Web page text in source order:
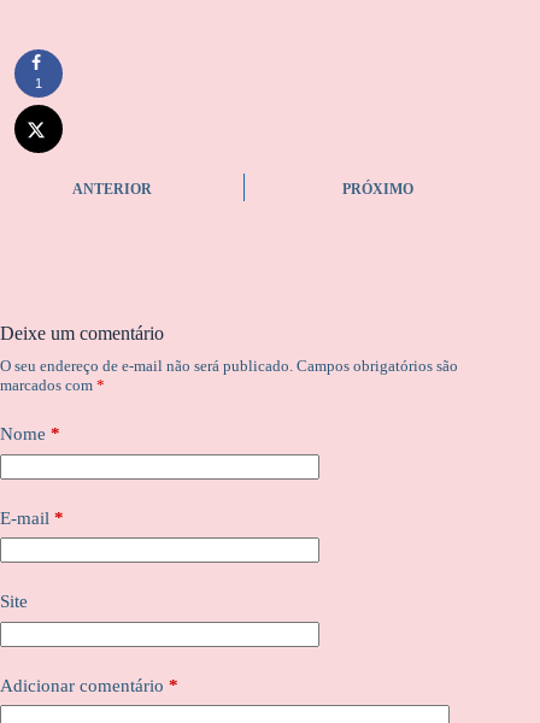
ANTERIOR PRÓXIMO
Deixe um comentário
O seu endereço de e-mail não será publicado. Campos obrigatórios são
marcados com *
Nome *
E-mail *
Site
Adicionar comentário *
1